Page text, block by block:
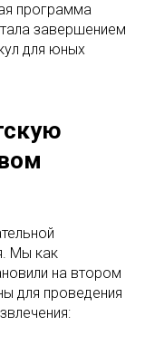
программа
завершением
для юных
Мы как
на втором
для проведения